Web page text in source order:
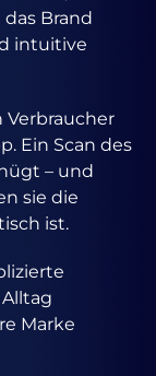
Brand
intuitive
Ein Scan des
– und
sie die
ist.
Marke